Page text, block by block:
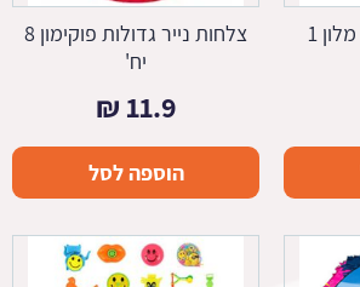
1
צלחות נייר גדולות פוקימון 8
יח'
11.9
₪
הוספה לסל